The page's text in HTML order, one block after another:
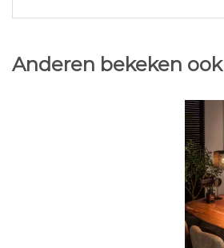
Anderen bekeken ook